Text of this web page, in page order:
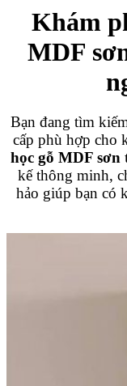
Khám
MDF
Bạn đang tìm
cấp phù hợp cho
học gỗ MDF sơn
kế thông minh,
hảo giúp bạn có